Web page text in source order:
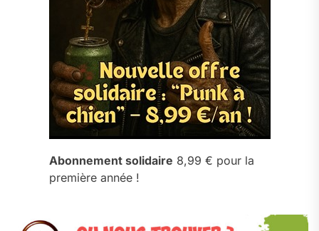
Abonnement solidaire 8,99 € pour la
première année !